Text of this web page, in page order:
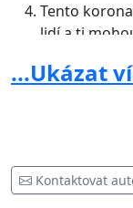
Tento
lidí a ti
"Ověření těchto
Žádáme, aby byly
...Ukázat
Kontaktovat